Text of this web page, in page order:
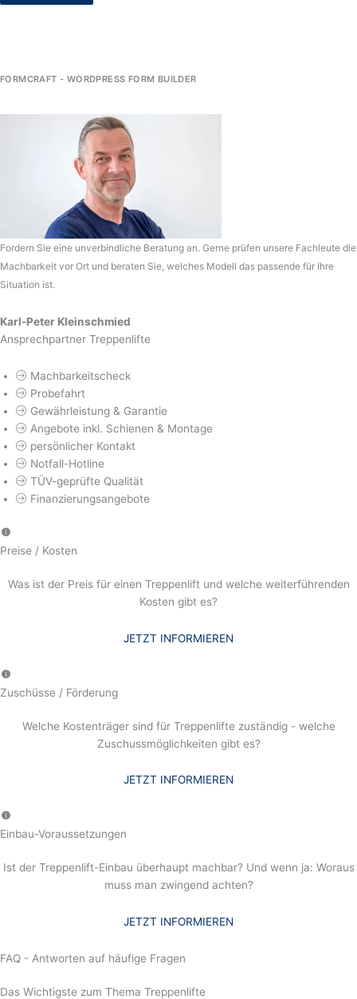
FORMCRAFT - WORDPRESS FORM BUILDER
Fordern Sie eine unverbindliche Beratung an. Gerne prüfen unsere Fachleute die
Machbarkeit vor Ort und beraten Sie, welches Modell das passende für Ihre
Situation ist.
Karl-Peter Kleinschmied
Ansprechpartner Treppenlifte
Machbarkeitscheck
Probefahrt
Gewährleistung & Garantie
Angebote inkl. Schienen & Montage
persönlicher Kontakt
Notfall-Hotline
TÜV-geprüfte Qualität
Finanzierungsangebote
Preise / Kosten
Was ist der Preis für einen Treppenlift und welche weiterführenden
Kosten gibt es?
JETZT INFORMIEREN
Zuschüsse / Förderung
Welche Kostenträger sind für Treppenlifte zuständig - welche
Zuschussmöglichkeiten gibt es?
JETZT INFORMIEREN
Einbau-Voraussetzungen
Ist der Treppenlift-Einbau überhaupt machbar? Und wenn ja: Woraus
muss man zwingend achten?
JETZT INFORMIEREN
FAQ - Antworten auf häufige Fragen
Das Wichtigste zum Thema Treppenlifte